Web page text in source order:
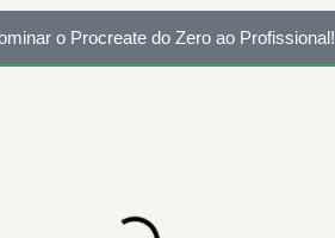
o Procreate do Zero ao Profissional!